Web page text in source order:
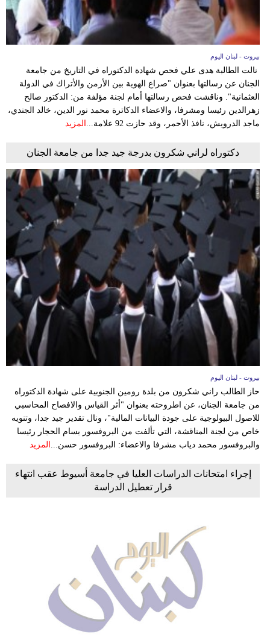
بيروت - لبنان اليوم
نالت الطالبة هدى علي فحص شهادة الدكتوراه في التاريخ من جامعة
الجنان عن رسالتها بعنوان "صراع الهوية بين الأرمن والأتراك في الدولة
العثمانية". وناقشت فحص رسالتها أمام لجنة مؤلفة من: الدكتور صالح
زهرالدين رئيسا ومشرفا، والاعضاء الدكاترة محمد نور الدين، خالد الجندي،
ماجد الدرويش، نافذ الأحمر، وقد حازت 92 علامة...
المزيد
دكتوراه لراني شكرون بدرجة جيد جدا من جامعة الجنان
بيروت - لبنان اليوم
حاز الطالب راني شكرون من بلدة رومين الجنوبية على شهادة الدكتوراه
من جامعة الجنان، عن اطروحته بعنوان "أثر القياس والافصاح المحاسبي
للاصول البيولوجية على جودة البيانات المالية"، ونال تقدير جيد جدا، وتنويه
خاص من لجنة المناقشة، التي تألفت من البروفسور بسام الحجار رئيسا
والبروفسور محمد دياب مشرفا والاعضاء: البروفسور حسن... المزيد
إجراء امتحانات الدراسات العليا في جامعة أسيوط عقب انتهاء
قرار تعطيل الدراسة